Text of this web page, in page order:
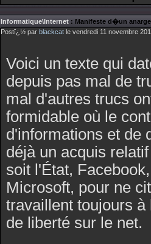
Informatique\Internet : Manifeste d�un
Postï¿½ par blackcat le vendredi 11 novembre
Voici un texte qui
depuis pas mal de
mal d'autres trucs
formidable où le
d'informations et de
déjà un acquis
soit l'État,
Microsoft, pour ne
travaillent toujours
de liberté sur le net.